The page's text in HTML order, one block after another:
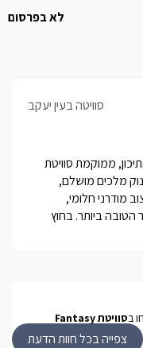
לא בפרסום
סוויטה בעין יעקב
גני הבאהיים, ראש הנקרה, מסלולי טיול מרהיבים, מסעדות מגוונות
בסוויטת Fantasy
צפייה בכל חוות הדעת